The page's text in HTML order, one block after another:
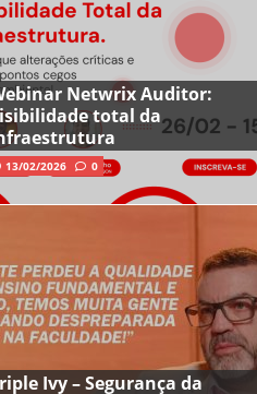
Netwrix Auditor:
total da
13/02/2026 0
Ivy – Segurança da